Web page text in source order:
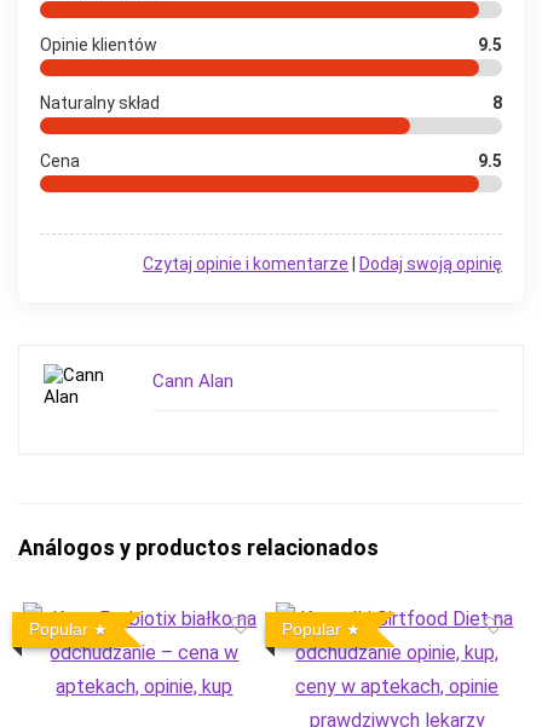
Opinie klientów 9.5
Naturalny skład 8
Cena 9.5
Dodaj swoją opinię
Czytaj opinie i komentarze
Cann Alan
Análogos y productos relacionados
Popular Popular